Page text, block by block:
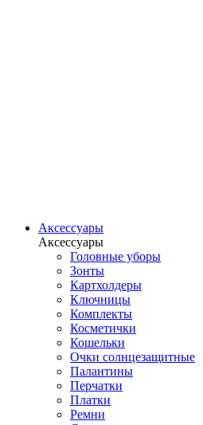
Аксессуары
Аксессуары
Головные уборы
Зонты
Картхолдеры
Ключницы
Комплекты
Косметички
Кошельки
Очки солнцезащитные
Палантины
Перчатки
Платки
Ремни